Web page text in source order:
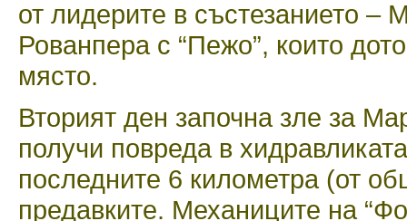
от лидерите в състезанието –
Рованпера с “Пежо”, които
място.
Вторият ден започна зле за
получи повреда в
последните 6 километра (от
предавките. Механиците на